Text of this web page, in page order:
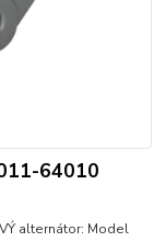
64010
alternátor: Model